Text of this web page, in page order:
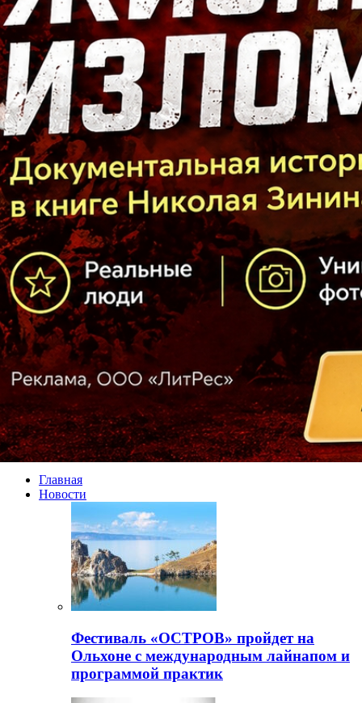
Главная
Новости
Фестиваль «ОСТРОВ» пройдет на
Ольхоне с международным лайнапом и
программой практик